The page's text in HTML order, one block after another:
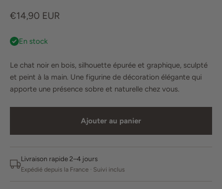
Prix de vente
€14,90 EUR
En stock
Le chat noir en bois, silhouette épurée et graphique, sculpté
et peint à la main. Une figurine de décoration élégante qui
apporte une présence sobre et naturelle chez vous.
Ajouter au panier
Livraison rapide 2–4 jours
Expédié depuis la France · Suivi inclus